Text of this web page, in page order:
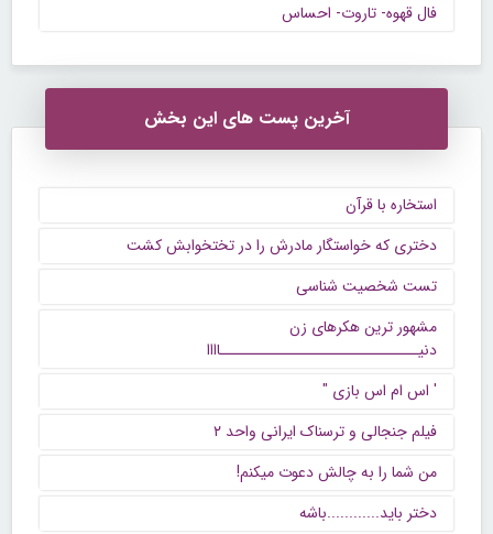
فال قهوه- تاروت- احساس
آخرین پست های این بخش
استخاره با قرآن
دختری که خواستگار مادرش را در تختخوابش کشت
تست شخصیت شناسی
مشهور ترین هکرهای زن
دنیــــــــــــــــــــــــــــــاااا
' اس ام اس بازی "
فیلم جنجالی و ترسناک ایرانی واحد ۲
من شما را به چالش دعوت میکنم!
دختر باید............باشه